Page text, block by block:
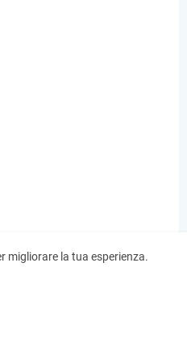
migliorare la tua esperienza.